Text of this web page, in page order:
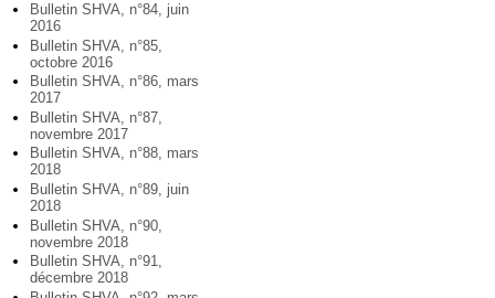
Bulletin SHVA, n°84, juin
2016
Bulletin SHVA, n°85,
octobre 2016
Bulletin SHVA, n°86, mars
2017
Bulletin SHVA, n°87,
novembre 2017
Bulletin SHVA, n°88, mars
2018
Bulletin SHVA, n°89, juin
2018
Bulletin SHVA, n°90,
novembre 2018
Bulletin SHVA, n°91,
décembre 2018